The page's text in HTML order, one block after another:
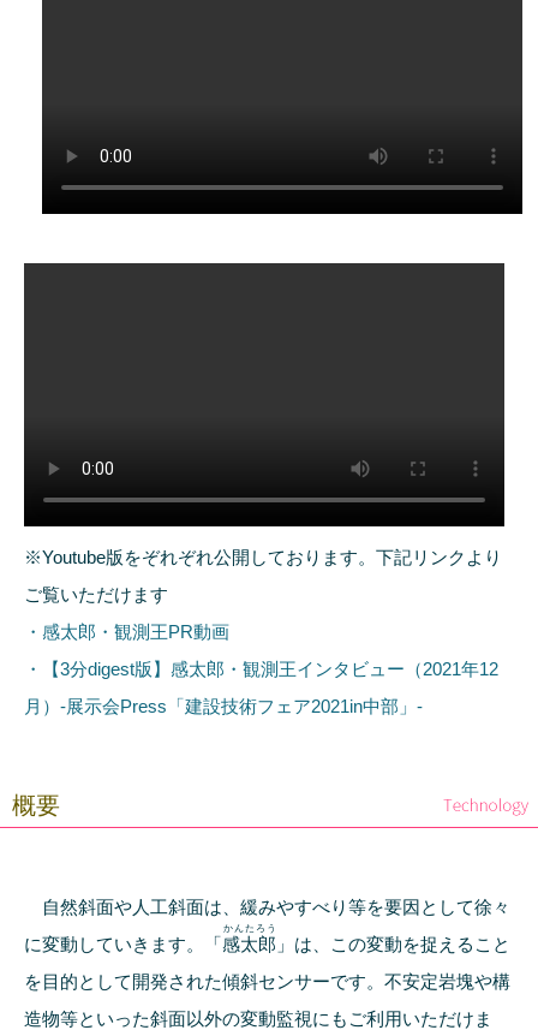
※Youtube版をぞれぞれ公開しております。下記リンクより
ご覧いただけます
・感太郎・観測王PR動画
・【3分digest版】感太郎・観測王インタビュー（2021年12
月）-展示会Press「建設技術フェア2021in中部」-
概要
自然斜面や人工斜面は、緩みやすべり等を要因として徐々
に変動していきます。「感太郎
かんたろう
」は、この変動を捉えること
を目的として開発された傾斜センサーです。不安定岩塊や構
造物等といった斜面以外の変動監視にもご利用いただけま